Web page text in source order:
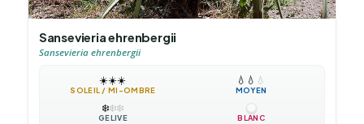
Sansevieria ehrenbergii
Sansevieria ehrenbergii
☀️☀️☀️
SOLEIL / MI-OMBRE
💧 💧 💧
MOYEN
❄️❄️❄️
GÉLIVE BLANC